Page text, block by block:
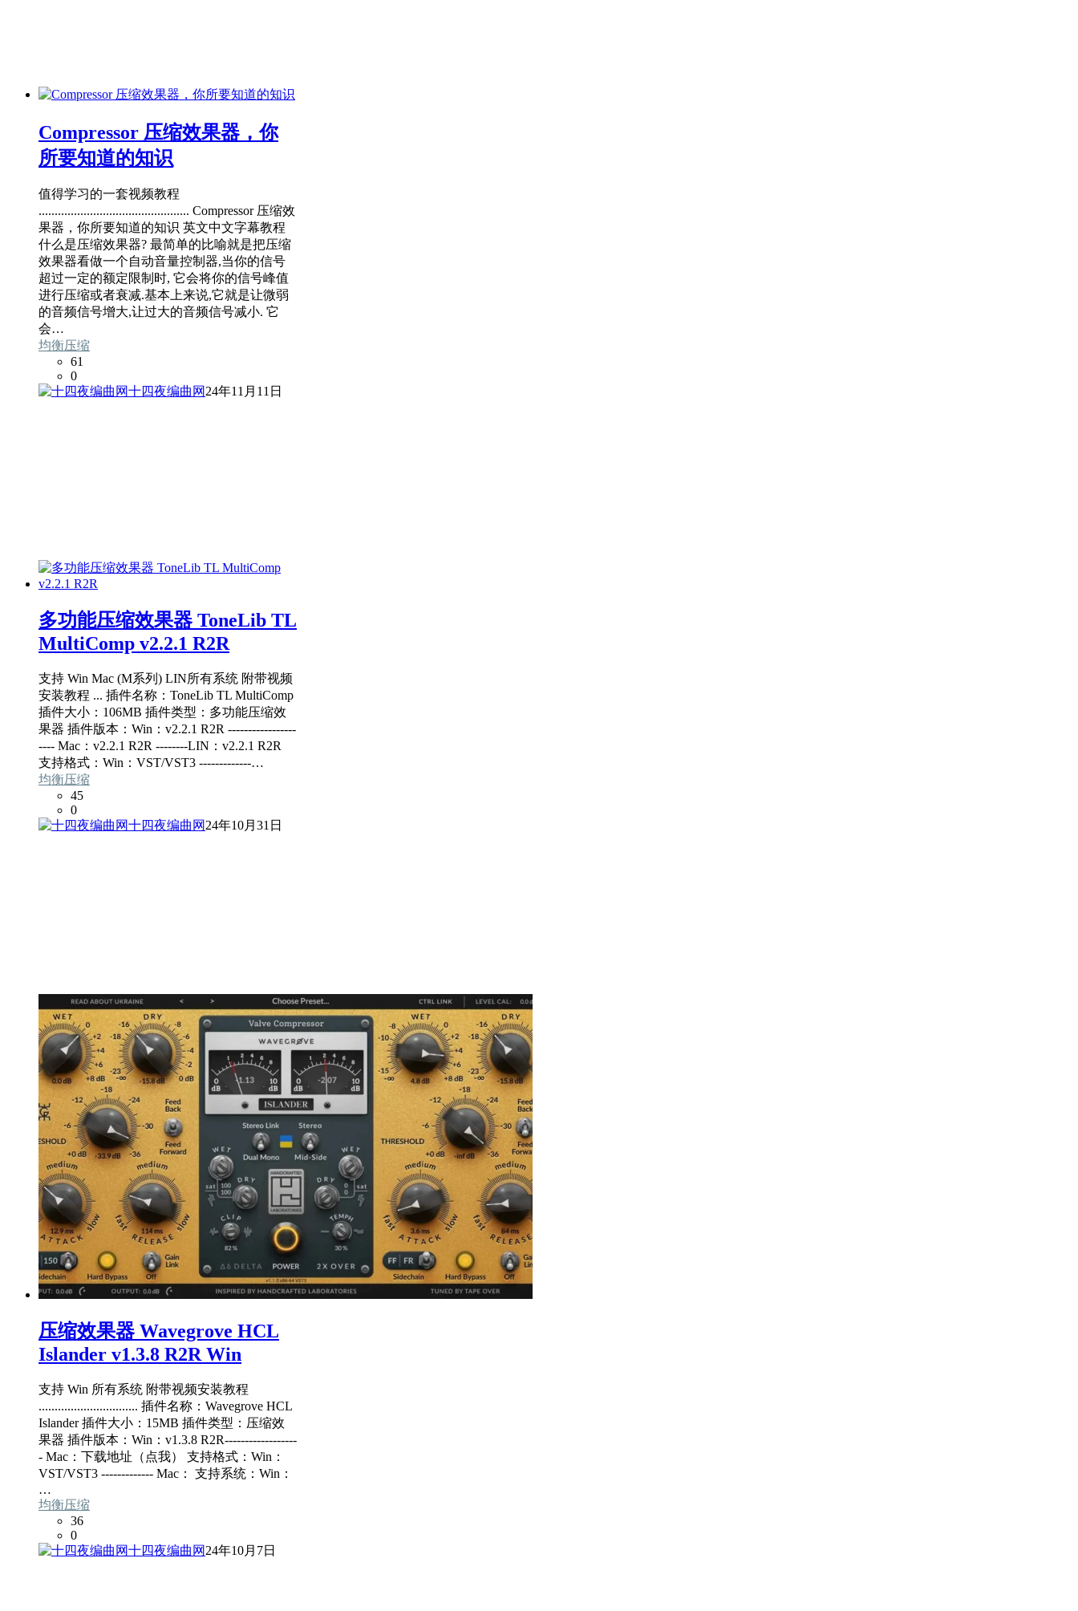
Compressor 压缩效果器，你
所要知道的知识
值得学习的一套视频教程
............................................... Compressor 压缩效
果器，你所要知道的知识 英文中文字幕教程
什么是压缩效果器? 最简单的比喻就是把压缩
效果器看做一个自动音量控制器,当你的信号
超过一定的额定限制时, 它会将你的信号峰值
进行压缩或者衰减.基本上来说,它就是让微弱
的音频信号增大,让过大的音频信号减小. 它
会…
均衡压缩
61
0
十四夜编曲网24年11月11日
多功能压缩效果器 ToneLib TL
MultiComp v2.2.1 R2R
支持 Win Mac (M系列) LIN所有系统 附带视频
安装教程 ... 插件名称：ToneLib TL MultiComp
插件大小：106MB 插件类型：多功能压缩效
果器 插件版本：Win：v2.2.1 R2R -----------------
---- Mac：v2.2.1 R2R --------LIN：v2.2.1 R2R
支持格式：Win：VST/VST3 -------------…
均衡压缩
45
0
十四夜编曲网 24年10月31日
压缩效果器 Wavegrove HCL
Islander v1.3.8 R2R Win
支持 Win 所有系统 附带视频安装教程
............................... 插件名称：Wavegrove HCL
Islander 插件大小：15MB 插件类型：压缩效
果器 插件版本：Win：v1.3.8 R2R------------------
- Mac：下载地址（点我） 支持格式：Win：
VST/VST3 ------------- Mac： 支持系统：Win：
…
均衡压缩
36
0
十四夜编曲网 24年10月7日